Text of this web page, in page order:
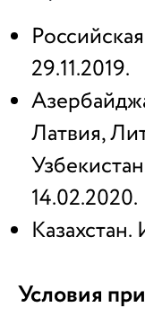
29.11.2019.
Латвия,
14.02.2020.
Условия